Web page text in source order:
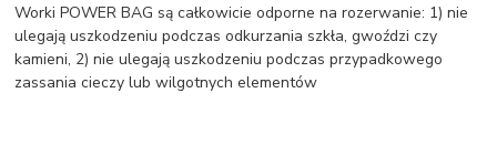
Worki POWER BAG są całkowicie odporne na rozerwanie: 1) nie
ulegają uszkodzeniu podczas odkurzania szkła, gwoździ czy
kamieni, 2) nie ulegają uszkodzeniu podczas przypadkowego
zassania cieczy lub wilgotnych elementów